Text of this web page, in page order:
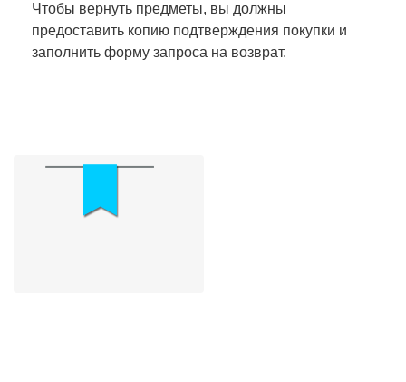
Чтобы вернуть предметы, вы должны
предоставить копию подтверждения покупки и
заполнить форму запроса на возврат.